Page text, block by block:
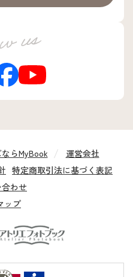
らMyBook
運営会社
特定商取引法に基づく表記
わせ
ップ